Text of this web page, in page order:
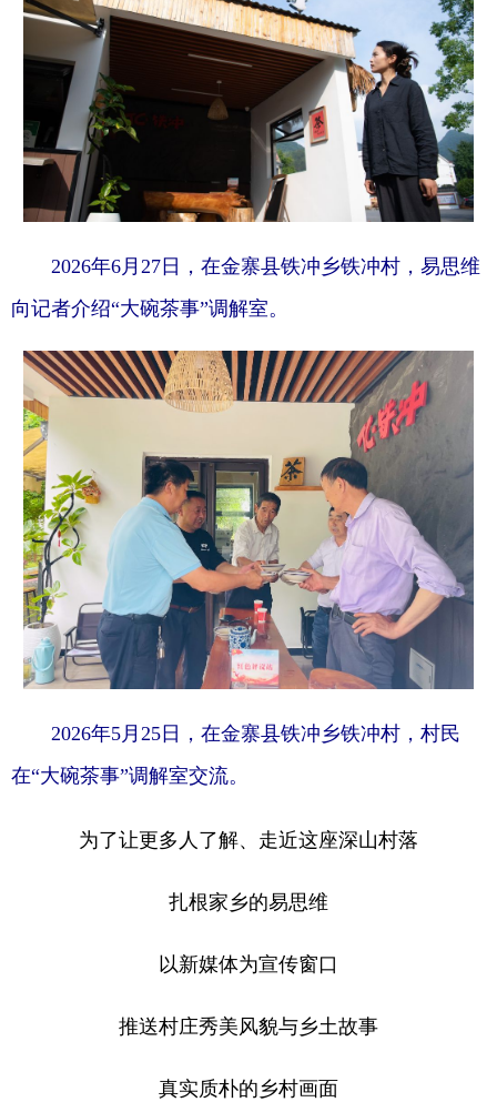
2026年6月27日，在金寨县铁冲乡铁冲村，易思维
向记者介绍“大碗茶事”调解室。
2026年5月25日，在金寨县铁冲乡铁冲村，村民
在“大碗茶事”调解室交流。
为了让更多人了解、走近这座深山村落
扎根家乡的易思维
以新媒体为宣传窗口
推送村庄秀美风貌与乡土故事
真实质朴的乡村画面